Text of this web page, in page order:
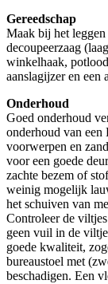
Gereedschap
Maak bij het
decoupeerzaag
winkelhaak,
aanslagijzer en een
Onderhoud
Goed onderhoud
onderhoud van een
voorwerpen en
voor een goede
zachte bezem of
weinig mogelijk
het schuiven van
Controleer de
geen vuil in de
goede kwaliteit,
bureaustoel met
beschadigen. Een